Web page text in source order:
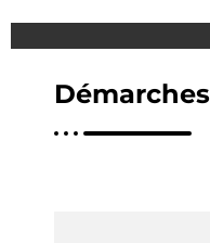
Démarches